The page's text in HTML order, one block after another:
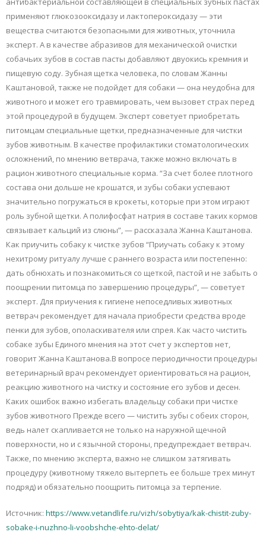
применяют глюкозооксидазу и лактопероксидазу — эти
вещества считаются безопасными для животных, уточнила
эксперт. А в качестве абразивов для механической очистки
собачьих зубов в состав пасты добавляют двуокись кремния и
пищевую соду. Зубная щетка человека, по словам Жанны
Каштановой, также не подойдет для собаки — она неудобна для
животного и может его травмировать, чем вызовет страх перед
этой процедурой в будущем. Эксперт советует приобретать
питомцам специальные щетки, предназначенные для чистки
зубов животным. В качестве профилактики стоматологических
осложнений, по мнению ветврача, также можно включать в
рацион животного специальные корма. “За счет более плотного
состава они дольше не крошатся, и зубы собаки успевают
значительно погружаться в крокеты, которые при этом играют
роль зубной щетки. А полифосфат натрия в составе таких кормов
связывает кальций из слюны”, — рассказала Жанна Каштанова.
Как приучить собаку к чистке зубов “Приучать собаку к этому
нехитрому ритуалу лучше с раннего возраста или постепенно:
дать обнюхать и познакомиться со щеткой, пастой и не забыть о
поощрении питомца по завершению процедуры”, — советует
эксперт. Для приучения к гигиене непоседливых животных
ветврач рекомендует для начала приобрести средства вроде
пенки для зубов, ополаскивателя или спрея. Как часто чистить
собаке зубы Единого мнения на этот счет у экспертов нет,
говорит Жанна Каштанова.В вопросе периодичности процедуры
ветеринарный врач рекомендует ориентироваться на рацион,
реакцию животного на чистку и состояние его зубов и десен.
Каких ошибок важно избегать владельцу собаки при чистке
зубов животного Прежде всего — чистить зубы с обеих сторон,
ведь налет скапливается не только на наружной щечной
поверхности, но и с язычной стороны, предупреждает ветврач.
Также, по мнению эксперта, важно не слишком затягивать
процедуру (животному тяжело вытерпеть ее больше трех минут
подряд) и обязательно поощрить питомца за терпение.
Источник: https://www.vetandlife.ru/vizh/sobytiya/kak-chistit-zuby-
sobake-i-nuzhno-li-voobshche-ehto-delat/